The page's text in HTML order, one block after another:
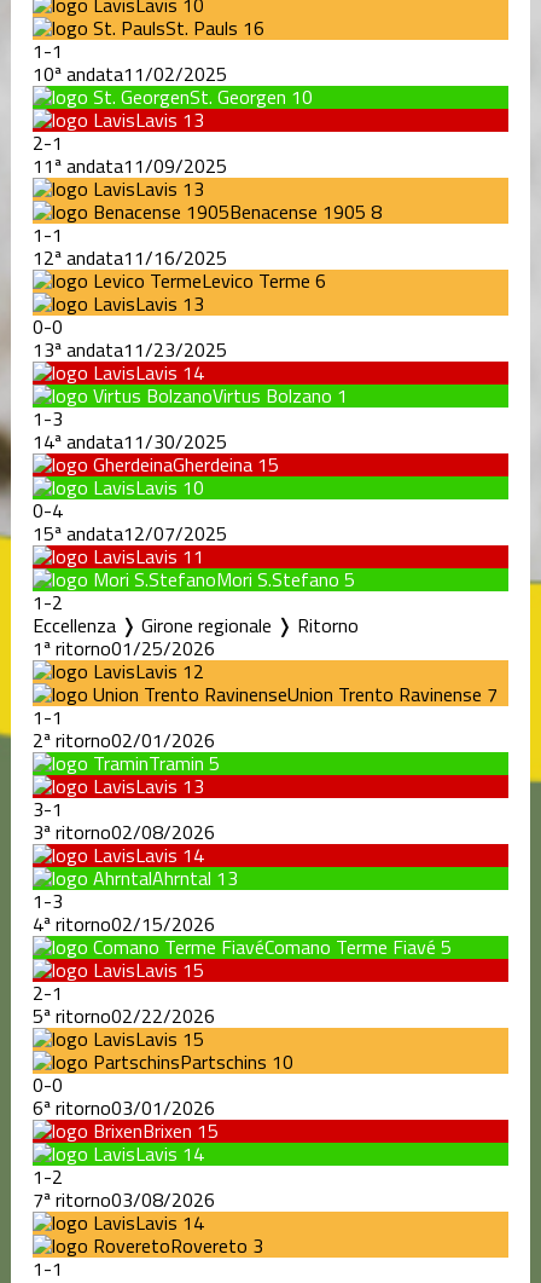
St. Pauls 16
1-1
10ª andata11/02/2025
St. Georgen 10
Lavis 13
2-1
11ª andata11/09/2025
Lavis 13
Benacense 1905 8
1-1
12ª andata11/16/2025
Levico Terme 6
Lavis 13
0-0
13ª andata11/23/2025
Lavis 14
Virtus Bolzano 1
1-3
14ª andata11/30/2025
Gherdeina 15
Lavis 10
0-4
15ª andata12/07/2025
Lavis 11
Mori S.Stefano 5
1-2
Eccellenza ❭ Girone regionale ❭ Ritorno
1ª ritorno01/25/2026
Lavis 12
Union Trento Ravinense 7
1-1
2ª ritorno02/01/2026
Tramin 5
Lavis 13
3-1
3ª ritorno02/08/2026
Lavis 14
Ahrntal 13
1-3
4ª ritorno02/15/2026
Comano Terme Fiavé 5
Lavis 15
2-1
5ª ritorno02/22/2026
Lavis 15
Partschins 10
0-0
6ª ritorno03/01/2026
Brixen 15
Lavis 14
1-2
7ª ritorno03/08/2026
Lavis 14
Rovereto 3
1-1